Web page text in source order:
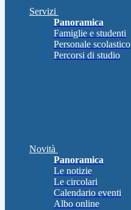
Servizi
Panoramica
Famiglie e studenti
Personale scolastico
Percorsi di studio
Novità
Panoramica
Le notizie
Le circolari
Calendario eventi
Albo online